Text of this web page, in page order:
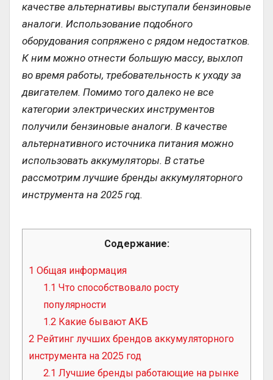
качестве альтернативы выступали бензиновые
аналоги. Использование подобного
оборудования сопряжено с рядом недостатков.
К ним можно отнести большую массу, выхлоп
во время работы, требовательность к уходу за
двигателем. Помимо того далеко не все
категории электрических инструментов
получили бензиновые аналоги. В качестве
альтернативного источника питания можно
использовать аккумуляторы. В статье
рассмотрим лучшие бренды аккумуляторного
инструмента на 2025 год.
Содержание:
1 Общая информация
1.1 Что способствовало росту
популярности
1.2 Какие бывают АКБ
2 Рейтинг лучших брендов аккумуляторного
инструмента на 2025 год
2.1 Лучшие бренды работающие на рынке